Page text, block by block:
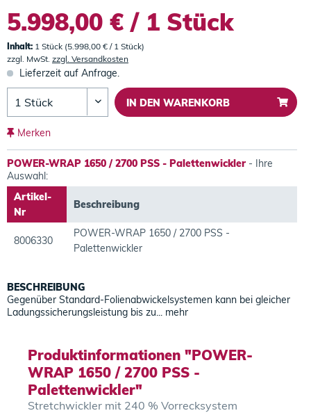
5.998,00 € / 1 Stück
Inhalt: 1 Stück (5.998,00 € / 1 Stück)
zzgl. MwSt. zzgl. Versandkosten
Lieferzeit auf Anfrage.
IN DEN WARENKORB
Merken
POWER-WRAP 1650 / 2700 PSS - Palettenwickler - Ihre
Auswahl:
Artikel-
Nr
Beschreibung
8006330
POWER-WRAP 1650 / 2700 PSS -
Palettenwickler
BESCHREIBUNG
Gegenüber Standard-Folienabwickelsystemen kann bei gleicher
Ladungssicherungsleistung bis zu... mehr
Produktinformationen "POWER-
WRAP 1650 / 2700 PSS -
Palettenwickler"
Stretchwickler mit 240 % Vorrecksystem